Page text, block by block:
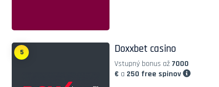
5 Doxxbet casino
Vstupný bonus až 7000
€ a 250 free spinov